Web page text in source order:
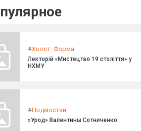
#Холст. Форма
Лекторій «Мистецтво 19 століття» у
НХМУ
#Подмостки
»Урод» Валентины Сотниченко